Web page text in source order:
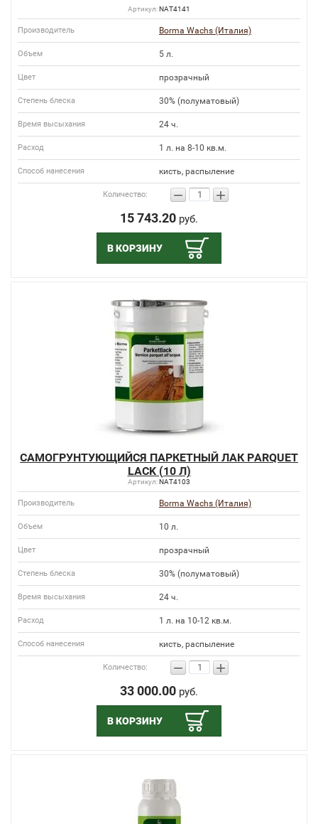
Артикул:NAT4141
Производитель Borma Wachs (Италия)
Объем 5 л.
Цвет прозрачный
Степень блеска 30% (полуматовый)
Время высыхания 24 ч.
Расход 1 л. на 8-10 кв.м.
Способ нанесения кисть, распыление
Количество: − +
15 743.20 руб.
В КОРЗИНУ
САМОГРУНТУЮЩИЙСЯ ПАРКЕТНЫЙ ЛАК PARQUET
LACK (10 Л)
Артикул:NAT4103
Производитель Borma Wachs (Италия)
Объем 10 л.
Цвет прозрачный
Степень блеска 30% (полуматовый)
Время высыхания 24 ч.
Расход 1 л. на 10-12 кв.м.
Способ нанесения кисть, распыление
Количество: − +
33 000.00 руб.
В КОРЗИНУ